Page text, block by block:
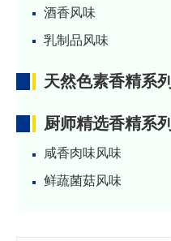
酒香风味
乳制品风味
天然色素香精系列
厨师精选香精系列
咸香肉味风味
鲜蔬菌菇风味